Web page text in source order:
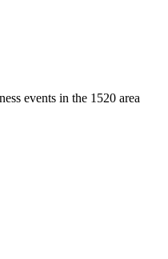
events in the 1520 area